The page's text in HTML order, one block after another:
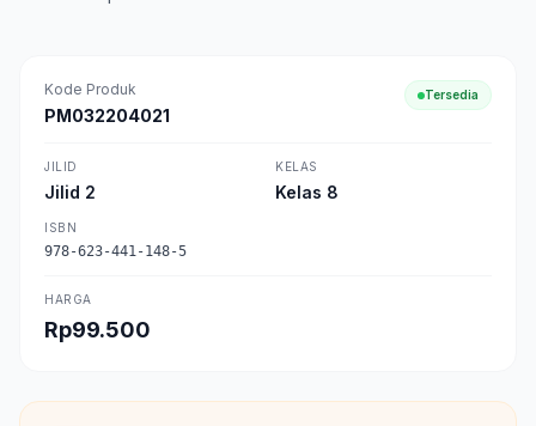
Kode Produk
PM032204021
Tersedia
JILID
Jilid 2
KELAS
Kelas 8
ISBN
978-623-441-148-5
HARGA
Rp99.500